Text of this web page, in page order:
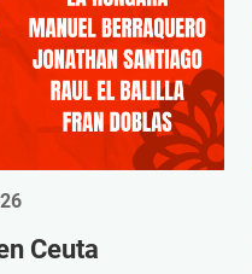
Ceuta